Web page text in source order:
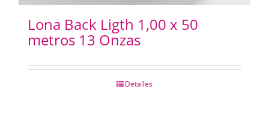
Lona Back Ligth 1,00 x 50
metros 13 Onzas
Detalles